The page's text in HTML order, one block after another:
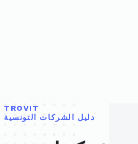
TROVIT
دليل الشركات التونسية